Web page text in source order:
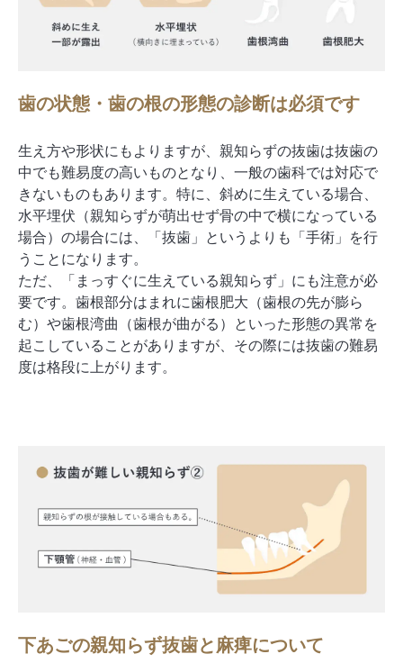
歯の状態・歯の根の形態の診断は必須です
生え方や形状にもよりますが、親知らずの抜歯は抜歯の
中でも難易度の高いものとなり、一般の歯科では対応で
きないものもあります。特に、斜めに生えている場合、
水平埋伏（親知らずが萌出せず骨の中で横になっている
場合）の場合には、「抜歯」というよりも「手術」を行
うことになります。
ただ、「まっすぐに生えている親知らず」にも注意が必
要です。歯根部分はまれに歯根肥大（歯根の先が膨ら
む）や歯根湾曲（歯根が曲がる）といった形態の異常を
起こしていることがありますが、その際には抜歯の難易
度は格段に上がります。
下あごの親知らず抜歯と 麻痺について